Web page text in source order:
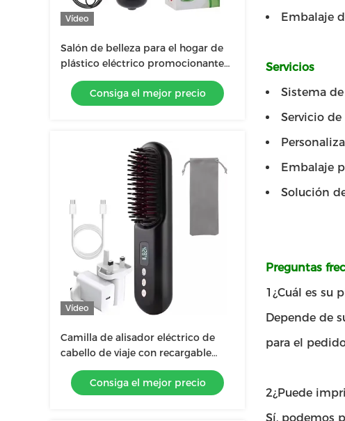
Vídeo
Salón de belleza para el hogar de
plástico eléctrico promocionante
alisador de pelo peine USB
recargable para viajar
Consiga el mejor precio
Vídeo
Camilla de alisador eléctrico de
cabello de viaje con recargable
USB y longitud del cable de 6 pies
Consiga el mejor precio
Embalaje
Servicios
Sistema
Servicio
Embalaje
Solución
Preguntas
1¿Cuál es su
Depende de
para el
2¿Puede
Sí, podemos